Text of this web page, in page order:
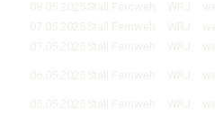
08.05.2025 Stall Fernweh WRJ
07.05.2025 Stall Fernweh WRJ
07.05.2025 Stall Fernweh WRJ
06.05.2025 Stall Fernweh WRJ
05.05.2025 Stall Fernweh WRJ